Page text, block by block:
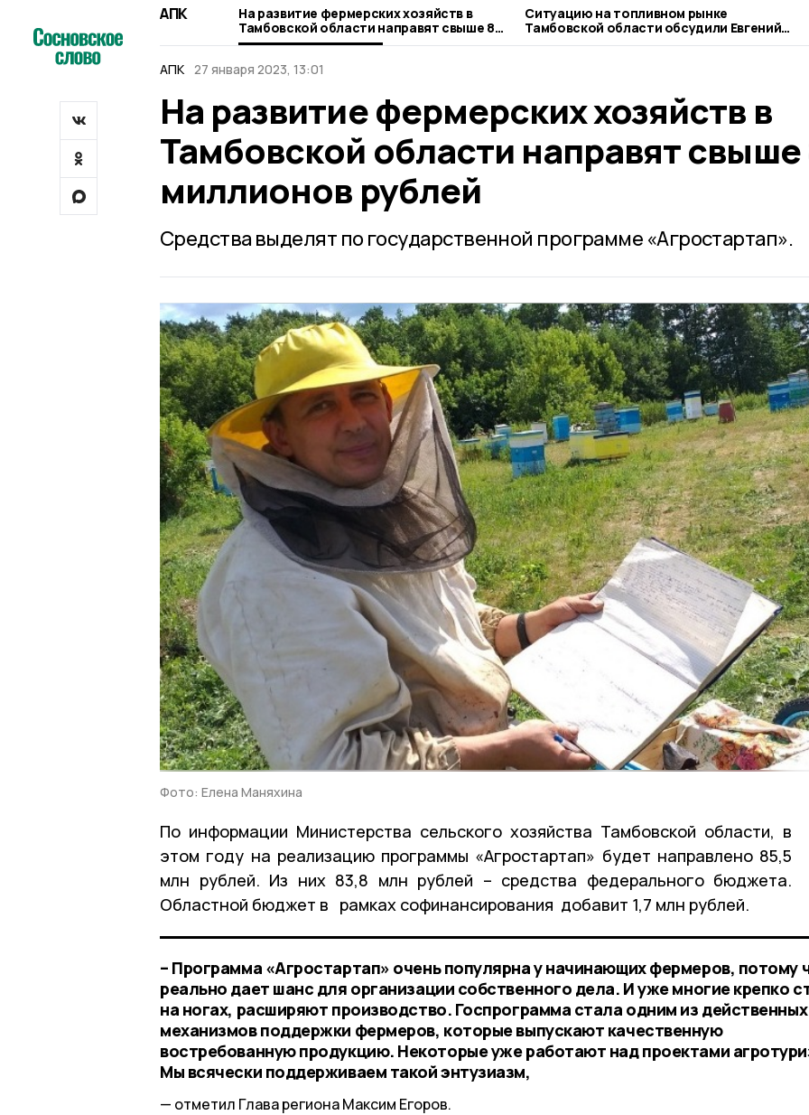
АПК
На развитие фермерских хозяйств в
Тамбовской области направят свыше 85
миллионов рублей
Ситуацию на топливном рынке
Тамбовской области обсудили Евгений
Первышов и Александр Новак
АПК 27 января 2023, 13:01
На развитие фермерских хозяйств в
Тамбовской области направят свыше
миллионов рублей
Средства выделят по государственной программе «Агростартап».
Фото: Елена Маняхина
По информации Министерства сельского хозяйства Тамбовской области, в
этом году на реализацию программы «Агростартап» будет направлено 85,5
млн рублей. Из них 83,8 млн рублей – средства федерального бюджета.
Областной бюджет в рамках софинансирования добавит 1,7 млн рублей.
– Программа «Агростартап» очень популярна у начинающих фермеров, потому
реально дает шанс для организации собственного дела. И уже многие крепко
на ногах, расширяют производство. Госпрограмма стала одним из действенных
механизмов поддержки фермеров, которые выпускают качественную
востребованную продукцию. Некоторые уже работают над проектами
Мы всячески поддерживаем такой энтузиазм,
отметил Глава региона Максим Егоров.